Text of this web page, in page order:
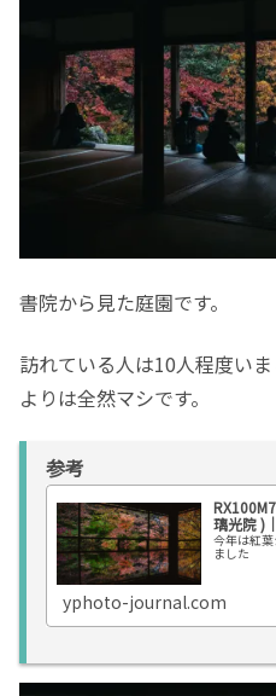
書院から見た庭園です。
訪れている人は10人程度い
よりは全然マシです。
参考
璃光院 )
今年は紅
ました
yphoto-journal.com